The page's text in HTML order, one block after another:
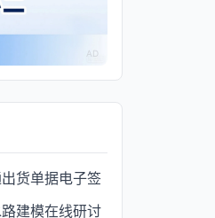
AD
货单据电子签
建模在线研讨